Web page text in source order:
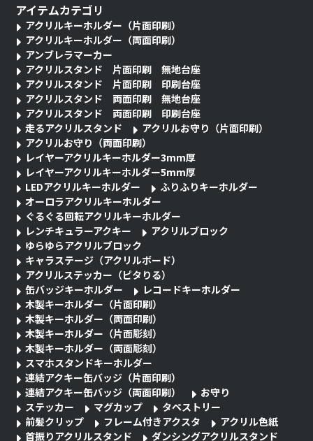
アイテムカテゴリ
アクリルキーホルダー（片面印刷）
アクリルキーホルダー（両面印刷）
アンブレラマーカー
アクリルスタンド 片面印刷 無地台座
アクリルスタンド 片面印刷 印刷台座
アクリルスタンド 両面印刷 無地台座
アクリルスタンド 両面印刷 印刷台座
走るアクリルスタンド
アクリルお守り（片面印刷）
アクリルお守り（両面印刷）
レイヤーアクリルキーホルダー3mm厚
レイヤーアクリルキーホルダー5mm厚
LEDアクリルキーホルダー
ふりふりキーホルダー
オーロラアクリルキーホルダー
ぐるぐる回転アクリルキーホルダー
レンチキュラーアクキー
アクリルブロック
ゆらゆらアクリルブロック
キャラステージ（アクリルボード）
アクリルステッカー（ピタりる）
缶バッジキーホルダー
レコードキーホルダー
木製キーホルダー（片面印刷）
木製キーホルダー（両面印刷）
木製キーホルダー（片面彫刻）
木製キーホルダー（両面彫刻）
スマホスタンドキーホルダー
連結アクキー缶バッジ（片面印刷）
連結アクキー缶バッジ（両面印刷）
お守り
ステッカー
マグカップ
タペストリー
前髪クリップ
フレーム付きアクスタ
アクリル色紙
首振りアクリルスタンド
ダンシングアクリルスタンド